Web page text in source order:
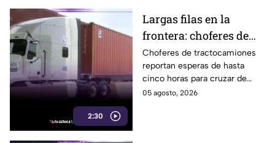
2:30
Largas filas en la
frontera: choferes de
carga esperan hasta
cinco horas para
cruzar a EE. UU.
Choferes de tractocamiones
reportan esperas de hasta
cinco horas para cruzar de
Tijuana a Estados Unidos y
05 agosto, 2026